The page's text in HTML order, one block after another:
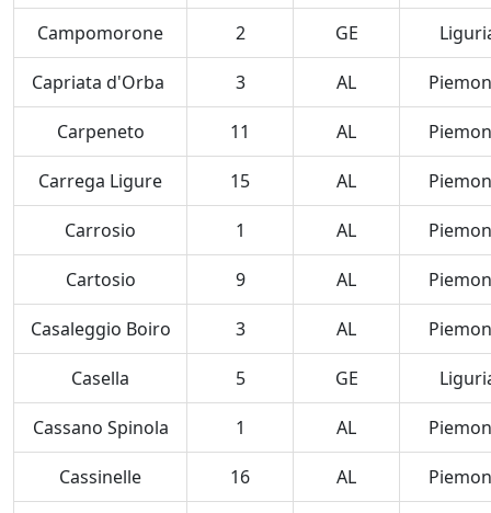
Campomorone 2 GE
Capriata d'Orba 3 AL
Carpeneto 11 AL
Carrega Ligure 15 AL
Carrosio 1 AL
Cartosio 9 AL
Casaleggio Boiro 3 AL
Casella 5 GE
Cassano Spinola 1 AL
Cassinelle 16 AL